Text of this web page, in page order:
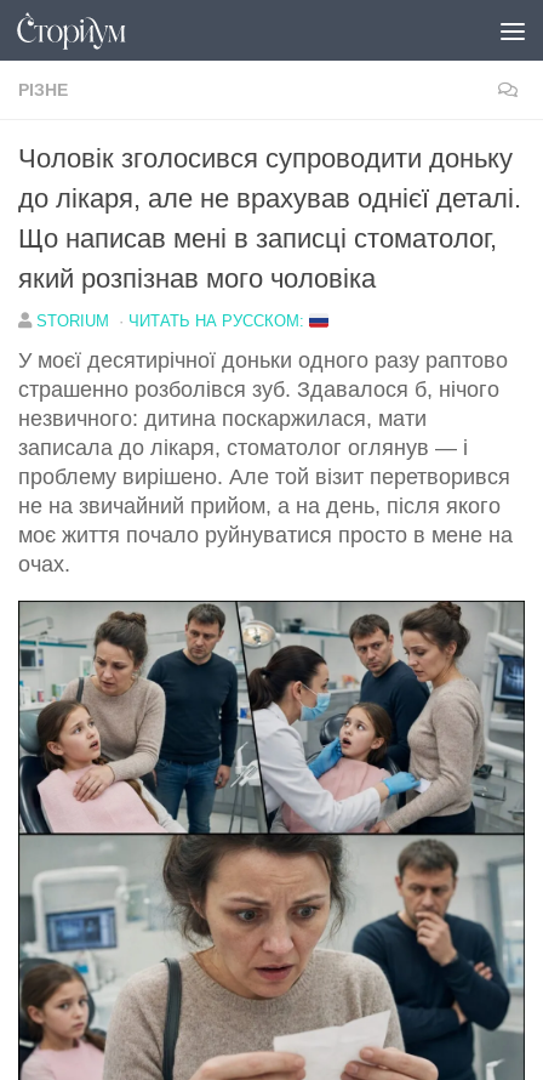
Перейти до вмісту
РІЗНЕ
Чоловік зголосився супроводити доньку
до лікаря, але не врахував однієї деталі.
Що написав мені в записці стоматолог,
який розпізнав мого чоловіка
STORIUM · ЧИТАТЬ НА РУССКОМ:
У моєї десятирічної доньки одного разу раптово
страшенно розболівся зуб. Здавалося б, нічого
незвичного: дитина поскаржилася, мати
записала до лікаря, стоматолог оглянув — і
проблему вирішено. Але той візит перетворився
не на звичайний прийом, а на день, після якого
моє життя почало руйнуватися просто в мене на
очах.